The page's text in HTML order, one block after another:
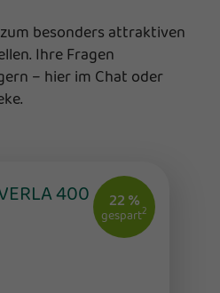
besonders attraktiven
Ihre Fragen
– hier im Chat oder
22 %
gespart2
400